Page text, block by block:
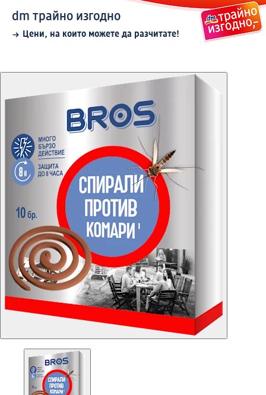
dm трайно изгодно
Цени, на които можете да разчитате!